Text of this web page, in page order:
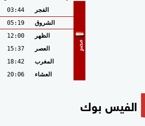
مصر
الفجر
03:44
الشروق
05:19
الظهر
12:00
العصر
15:37
المغرب
18:42
العشاء
20:06
الفيس بوك